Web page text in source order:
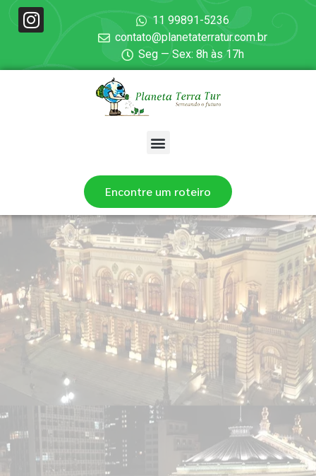
11 99891-5236
contato@planetaterratur.com.br
Seg — Sex: 8h às 17h
Encontre um roteiro